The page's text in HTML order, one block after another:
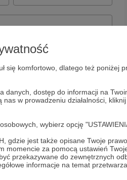
się komfortowo, dlatego też poniżej
dostęp do informacji na
w prowadzeniu działalności,
wybierz opcję
gdzie jest także opisane Twoje
za pomocą ustawień
przekazywane do zewnętrznych
informacje na temat
moich danych
formularzu rejestracyjnym w celu
usług serwisu Patronite.